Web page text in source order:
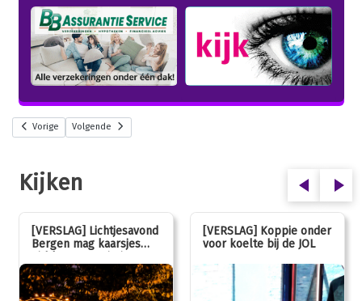
Vorige Volgende
Kijken
[VERSLAG] Lichtjesavond
Bergen mag kaarsjes
jubileum!
[VERSLAG] Koppie onder
voor koelte bij de JOL